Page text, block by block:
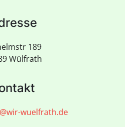
189
Wülfrath
wuelfrath.de